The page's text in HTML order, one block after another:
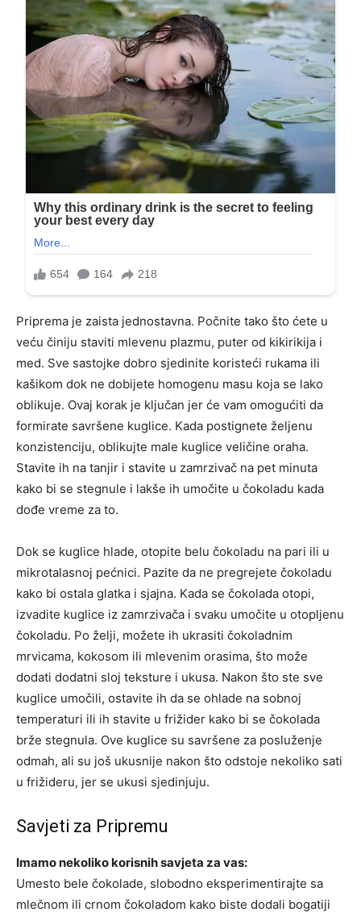
Priprema je zaista jednostavna. Počnite tako što ćete u
veću činiju staviti mlevenu plazmu, puter od kikirikija i
med. Sve sastojke dobro sjedinite koristeći rukama ili
kašikom dok ne dobijete homogenu masu koja se lako
oblikuje. Ovaj korak je ključan jer će vam omogućiti da
formirate savršene kuglice. Kada postignete željenu
konzistenciju, oblikujte male kuglice veličine oraha.
Stavite ih na tanjir i stavite u zamrzivač na pet minuta
kako bi se stegnule i lakše ih umočite u čokoladu kada
dođe vreme za to.
Dok se kuglice hlade, otopite belu čokoladu na pari ili u
mikrotalasnoj pećnici. Pazite da ne pregrejete čokoladu
kako bi ostala glatka i sjajna. Kada se čokolada otopi,
izvadite kuglice iz zamrzivača i svaku umočite u otopljenu
čokoladu. Po želji, možete ih ukrasiti čokoladnim
mrvicama, kokosom ili mlevenim orasima, što može
dodati dodatni sloj teksture i ukusa. Nakon što ste sve
kuglice umočili, ostavite ih da se ohlade na sobnoj
temperaturi ili ih stavite u frižider kako bi se čokolada
brže stegnula. Ove kuglice su savršene za posluženje
odmah, ali su još ukusnije nakon što odstoje nekoliko sati
u frižideru, jer se ukusi sjedinjuju.
Savjeti za Pripremu
Imamo nekoliko korisnih savjeta za vas:
Umesto bele čokolade, slobodno eksperimentirajte sa
mlečnom ili crnom čokoladom kako biste dodali bogatiji